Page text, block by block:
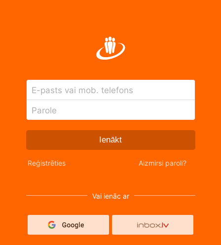
E-pasts vai mob. telefons
Parole
Ienākt
Reģistrēties Aizmirsi paroli?
Vai ienāc ar